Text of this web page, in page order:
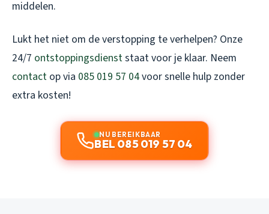
middelen.
Lukt het niet om de verstopping te verhelpen? Onze
24/7 ontstoppingsdienststaat voor je klaar. Neem
contact op via 085 019 57 04voor snelle hulp zonder
extra kosten!
NU BEREIKBAAR
BEL 085 019 57 04